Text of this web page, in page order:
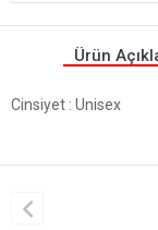
Ürün
Cinsiyet : Unisex